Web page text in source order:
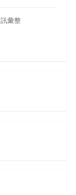
彙整